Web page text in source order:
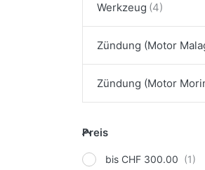
Werkzeug
Zündung (Motor
Zündung (Motor
Preis
Preis
bis CHF 300.00